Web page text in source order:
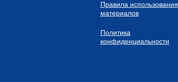
Правила использования
материалов
Политика
конфиденциальности